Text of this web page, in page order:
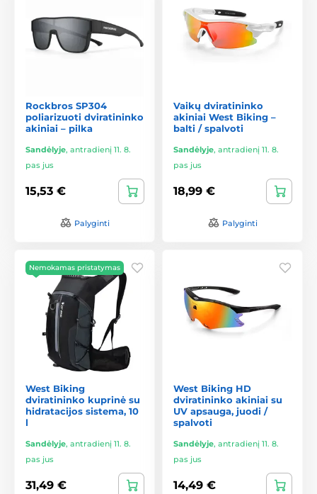
Rockbros SP304
poliarizuoti dviratininko
akiniai – pilka
Sandėlyje, antradienį 11. 8.
pas jus
15,53 €
Palyginti
Vaikų dviratininko
akiniai West Biking –
balti / spalvoti
Sandėlyje, antradienį 11. 8.
pas jus
18,99 €
Palyginti
Nemokamas pristatymas
West Biking
dviratininko kuprinė su
hidratacijos sistema, 10
l
Sandėlyje, antradienį 11. 8.
pas jus
31,49 €
West Biking HD
dviratininko akiniai su
UV apsauga, juodi /
spalvoti
Sandėlyje, antradienį 11. 8.
pas jus
14,49 €